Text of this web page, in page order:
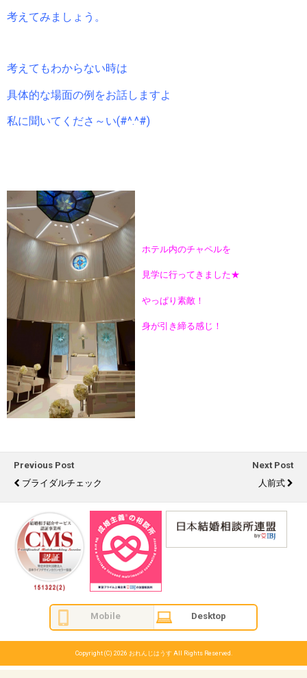
考えてみましょう。
考えてもわからない時は
具体的な場面の例をお話しますよ
私に聞いてくださ～い(#^.^#)
ホテル内のチャペルを
見学に行ってきました★
やっぱり素敵！
身が引き締る感じ！
Previous Post
ブライダルチェック
Next Post
人前式
Mobile Desktop
Copyright (C) 2026 おれんじはうすAll Rights Reserved.